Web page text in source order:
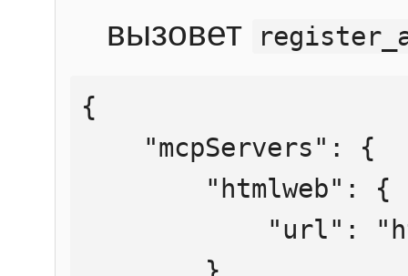
вызовет
{